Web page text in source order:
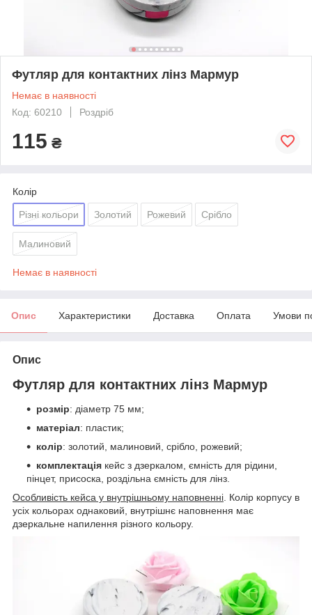
Футляр для контактних лінз Мармур
Немає в наявності
Код: 60210
Роздріб
115 ₴
Колір
Різні кольори Золотий Рожевий Срібло
Малиновий
Немає в наявності
Опис Характеристики Доставка Оплата Умови
Опис
Футляр для контактних лінз Мармур
розмір: діаметр 75 мм;
матеріал: пластик;
колір: золотий, малиновий, срібло, рожевий;
комплектація кейс з дзеркалом, ємність для рідини,
пінцет, присоска, роздільна ємність для лінз.
Особливість кейса у внутрішньому наповненні. Колір корпусу в
усіх кольорах однаковий, внутрішнє наповнення має
дзеркальне напилення різного кольору.